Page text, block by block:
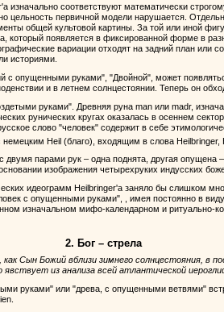
изначально соответствуют математически
цельность первичной модели нарушается.
общей культовой картины. За той или иной
который появляется в фиксированной форме в
вариации отходят на задний план или
историями.
с опущенными руками", "Двойной", может
и в летнем солнцестоянии. Теперь он
руками". Древняя руна man или madr,
рунических кругах оказалась в осеннем
слово "человек" содержит в себе
Heil (благо), входящим в слова Heilbringer,
двумя парами рук – одна поднята, другая опущена
изображения четырехруких индусских
идеограмм Heilbringer'а заняло бы слишком
с опущенными руками", , имея постоянно в
изначальном мифо-календарном и ритуально-
2. Бог – стрела
Сын Божий вблизи зимнего солнцестояния, в
из анализа всей атлантической
руками" или "древа, с опущенными ветвями"